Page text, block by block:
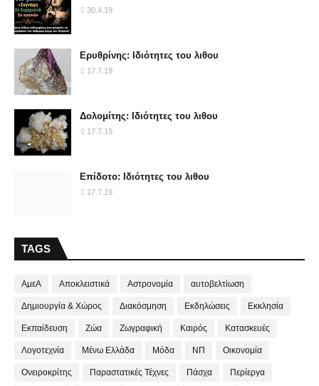
30.4.19
Ερυθρίνης: Ιδιότητες του λιθου
17.7.19
Δολομίτης: Ιδιότητες του λιθου
17.7.19
Επίδοτο: Ιδιότητες του λιθου
17.7.19
TAGS
ΑμεΑ Αποκλειστικά Αστρονομία αυτοβελτίωση
Δημιουργία & Χώρος Διακόσμηση Εκδηλώσεις Εκκλησία
Εκπαίδευση Ζώα Ζωγραφική Καιρός Κατασκευές
Λογοτεχνία Μένω Ελλάδα Μόδα ΝΠ Οικονομία
Ονειροκρίτης Παραστατικές Τέχνες Πάσχα Περίεργα